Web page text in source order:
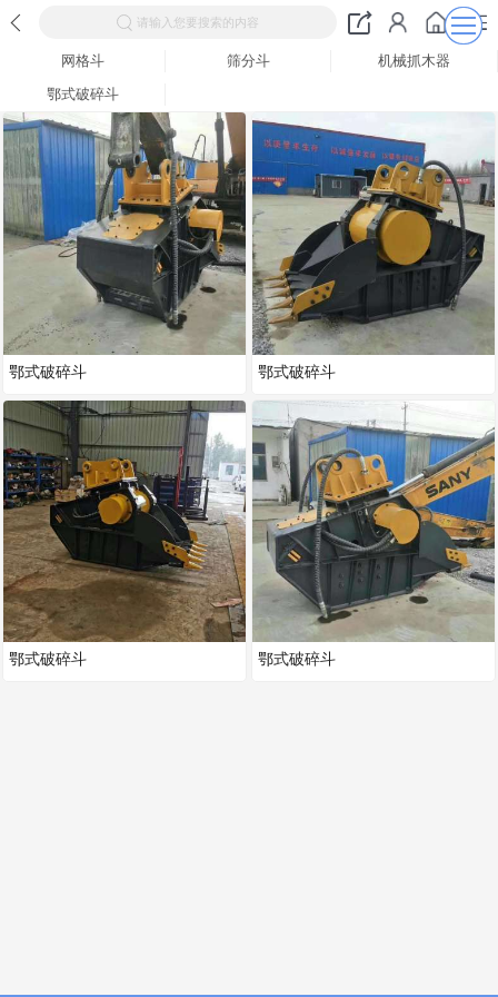
请输入您要搜索的内容
网格斗 筛分斗
机械抓木器
鄂式破碎斗
鄂式破碎斗
鄂式破碎斗
鄂式破碎斗
鄂式破碎斗